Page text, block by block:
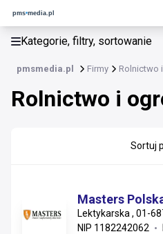
Kategorie, filtry, sortowanie
pmsmedia.pl Firmy Rolnictwo
Rolnictwo i
Firmy
Sortuj
Masters
Lektykarska , 01-
NIP 1182242062